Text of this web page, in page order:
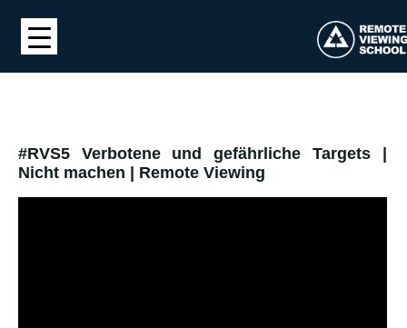
#RVS5 Verbotene und gefährliche Targets |
Nicht machen | Remote Viewing